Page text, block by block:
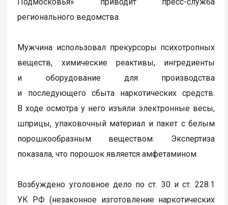
регионального ведомства.
Мужчина использовал прекурсоры психотропных
веществ, химические реактивы, ингредиенты
и оборудование для производства
и последующего сбыта наркотических средств.
В ходе осмотра у него изъяли электронные весы,
шприцы, упаковочный материал и пакет с белым
порошкообразным веществом. Экспертиза
показала, что порошок является амфетамином.
Возбуждено уголовное дело по ст. 30 и ст. 228.1
УК РФ (незаконное изготовление наркотических